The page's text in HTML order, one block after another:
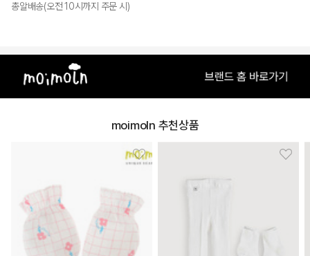
총알배송(오전 10시까지 주문 시)
moimoln 추천상품